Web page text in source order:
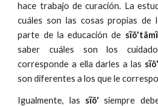
hace trabajo de curación. La
cuáles son las cosas propias de
parte de la educación de sĩõ'tãmĩ
saber cuáles son los
corresponde a ella darles a las sĩõ'
son diferentes a los que le
Igualmente, las sĩõ' siempre